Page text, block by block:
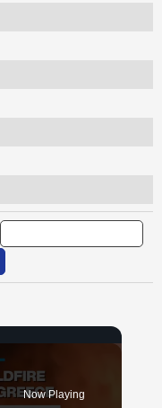
Now Playing